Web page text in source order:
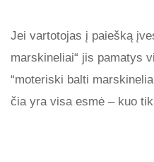
Jei vartotojas į paiešką
marskineliai“ jis pamatys
“moteriski balti
čia yra visa esmė – kuo